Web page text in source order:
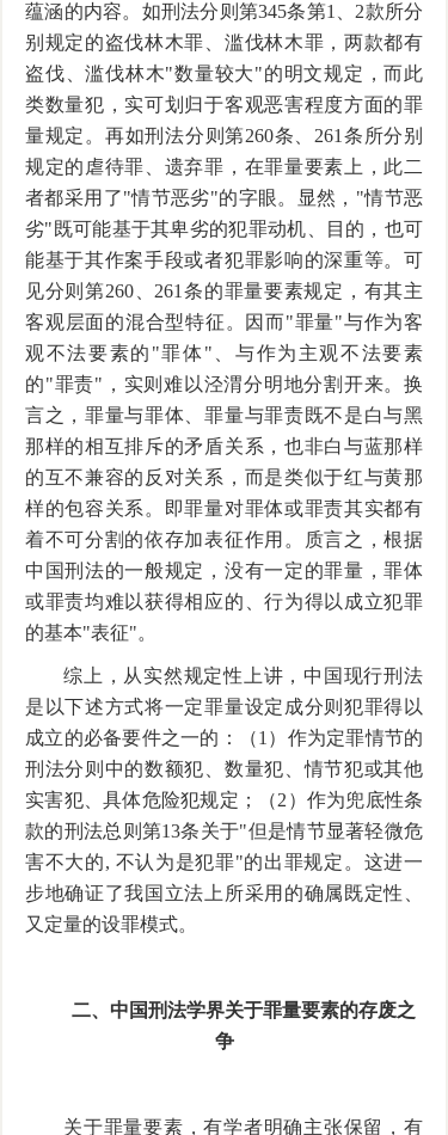
蕴涵的内容。如刑法分则第345条第1、2款所分
别规定的盗伐林木罪、滥伐林木罪，两款都有
盗伐、滥伐林木"数量较大"的明文规定，而此
类数量犯，实可划归于客观恶害程度方面的罪
量规定。再如刑法分则第260条、261条所分别
规定的虐待罪、遗弃罪，在罪量要素上，此二
者都采用了"情节恶劣"的字眼。显然，"情节恶
劣"既可能基于其卑劣的犯罪动机、目的，也可
能基于其作案手段或者犯罪影响的深重等。可
见分则第260、261条的罪量要素规定，有其主
客观层面的混合型特征。因而"罪量"与作为客
观不法要素的"罪体"、与作为主观不法要素
的"罪责"，实则难以泾渭分明地分割开来。换
言之，罪量与罪体、罪量与罪责既不是白与黑
那样的相互排斥的矛盾关系，也非白与蓝那样
的互不兼容的反对关系，而是类似于红与黄那
样的包容关系。即罪量对罪体或罪责其实都有
着不可分割的依存加表征作用。质言之，根据
中国刑法的一般规定，没有一定的罪量，罪体
或罪责均难以获得相应的、行为得以成立犯罪
的基本"表征"。
综上，从实然规定性上讲，中国现行刑法
是以下述方式将一定罪量设定成分则犯罪得以
成立的必备要件之一的：（1）作为定罪情节的
刑法分则中的数额犯、数量犯、情节犯或其他
实害犯、具体危险犯规定；（2）作为兜底性条
款的刑法总则第13条关于"但是情节显著轻微危
害不大的, 不认为是犯罪"的出罪规定。这进一
步地确证了我国立法上所采用的确属既定性、
又定量的设罪模式。
二、中国刑法学界关于罪量要素的存废之
争
关于罪量要素，有学者明确主张保留，有